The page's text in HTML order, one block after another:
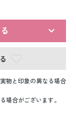
物と印象の異なる場合
場合がございます。